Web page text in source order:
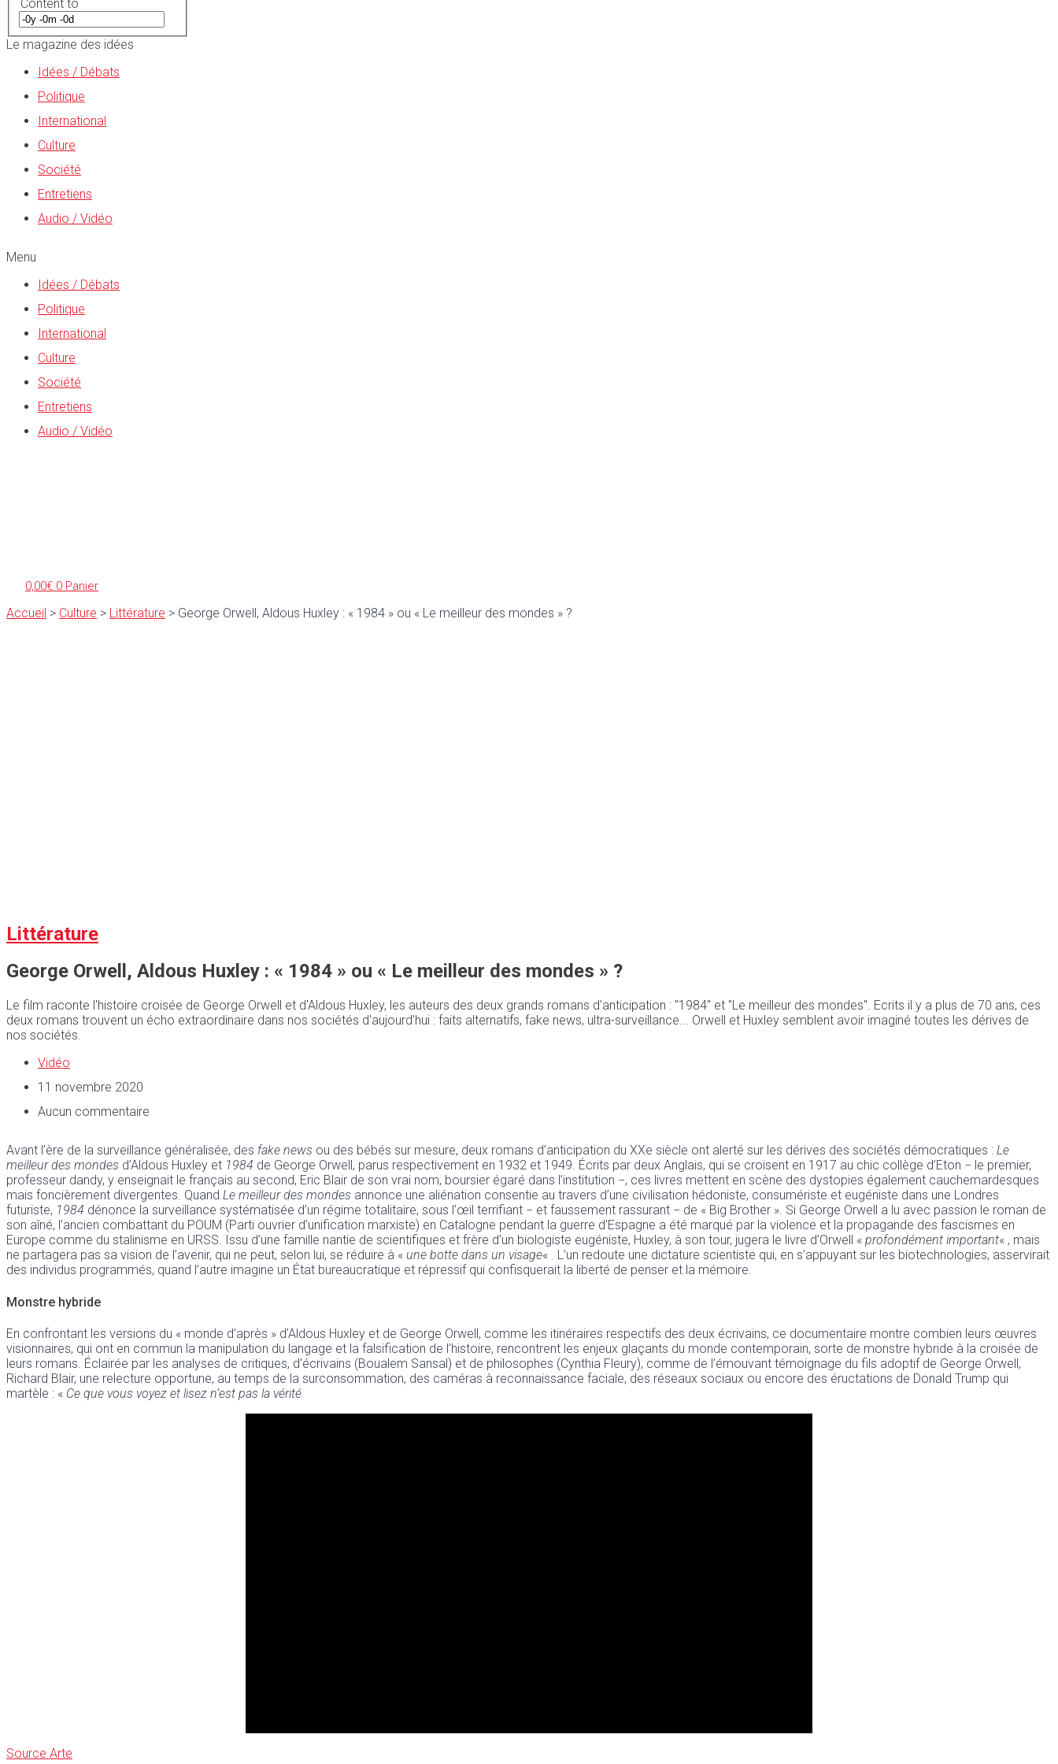
Content to
Le magazine des idées
Idées / Débats
Politique
International
Culture
Société
Entretiens
Audio / Vidéo
Menu
Idées / Débats
Politique
International
Culture
Société
Entretiens
Audio / Vidéo
0,00€ 0 Panier
Accueil > Culture > Littérature > George Orwell, Aldous Huxley : « 1984 » ou « Le meilleur des mondes » ?
Littérature
George Orwell, Aldous Huxley : « 1984 » ou « Le meilleur des mondes » ?
Le film raconte l'histoire croisée de George Orwell et d'Aldous Huxley, les auteurs des deux grands romans d'anticipation : "1984" et "Le meilleur des mondes". Ecrits il y a plus de 70 ans, ces
deux romans trouvent un écho extraordinaire dans nos sociétés d'aujourd'hui : faits alternatifs, fake news, ultra-surveillance... Orwell et Huxley semblent avoir imaginé toutes les dérives de
nos sociétés.
Vidéo
11 novembre 2020
Aucun commentaire
Avant l’ère de la surveillance généralisée, des fake news ou des bébés sur mesure, deux romans d’anticipation du XXe siècle ont alerté sur les dérives des sociétés démocratiques : Le
meilleur des mondes d’Aldous Huxley et 1984 de George Orwell, parus respectivement en 1932 et 1949. Écrits par deux Anglais, qui se croisent en 1917 au chic collège d’Eton − le premier,
professeur dandy, y enseignait le français au second, Eric Blair de son vrai nom, boursier égaré dans l’institution −, ces livres mettent en scène des dystopies également cauchemardesques
mais foncièrement divergentes. Quand Le meilleur des mondes annonce une aliénation consentie au travers d’une civilisation hédoniste, consumériste et eugéniste dans une Londres
futuriste, 1984 dénonce la surveillance systématisée d’un régime totalitaire, sous l’œil terrifiant − et faussement rassurant − de « Big Brother ». Si George Orwell a lu avec passion le roman de
son aîné, l’ancien combattant du POUM (Parti ouvrier d’unification marxiste) en Catalogne pendant la guerre d’Espagne a été marqué par la violence et la propagande des fascismes en
Europe comme du stalinisme en URSS. Issu d’une famille nantie de scientifiques et frère d’un biologiste eugéniste, Huxley, à son tour, jugera le livre d’Orwell « profondément important« , mais
ne partagera pas sa vision de l’avenir, qui ne peut, selon lui, se réduire à « une botte dans un visage« . L’un redoute une dictature scientiste qui, en s’appuyant sur les biotechnologies, asservirait
des individus programmés, quand l’autre imagine un État bureaucratique et répressif qui confisquerait la liberté de penser et la mémoire.
Monstre hybride
En confrontant les versions du « monde d’après » d’Aldous Huxley et de George Orwell, comme les itinéraires respectifs des deux écrivains, ce documentaire montre combien leurs œuvres
visionnaires, qui ont en commun la manipulation du langage et la falsification de l’histoire, rencontrent les enjeux glaçants du monde contemporain, sorte de monstre hybride à la croisée de
leurs romans. Éclairée par les analyses de critiques, d’écrivains (Boualem Sansal) et de philosophes (Cynthia Fleury), comme de l’émouvant témoignage du fils adoptif de George Orwell,
Richard Blair, une relecture opportune, au temps de la surconsommation, des caméras à reconnaissance faciale, des réseaux sociaux ou encore des éructations de Donald Trump qui
martèle : « Ce que vous voyez et lisez n’est pas la vérité.
Source Arte